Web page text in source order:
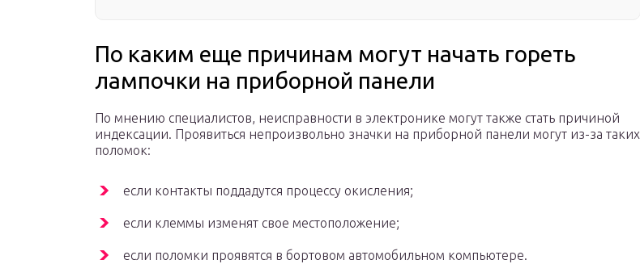
По каким еще причинам могут начать гореть
лампочки на приборной панели
По мнению специалистов, неисправности в электронике могут также стать причиной
индексации. Проявиться непроизвольно значки на приборной панели могут из-за таких
поломок:
если контакты поддадутся процессу окисления;
если клеммы изменят свое местоположение;
если поломки проявятся в бортовом автомобильном компьютере.